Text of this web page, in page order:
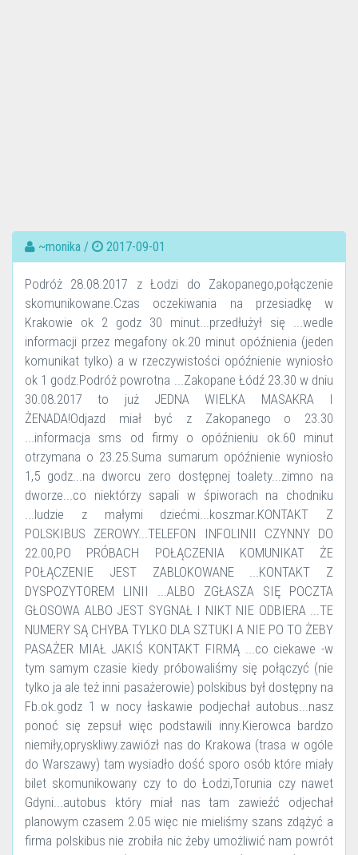
~monika / 2017-09-01
Podróż 28.08.2017 z Łodzi do Zakopanego,połączenie
skomunikowane.Czas oczekiwania na przesiadkę w
Krakowie ok 2 godz 30 minut...przedłużył się ...wedle
informacji przez megafony ok.20 minut opóźnienia (jeden
komunikat tylko) a w rzeczywistości opóźnienie wyniosło
ok 1 godz.Podróż powrotna ...Zakopane Łódź 23.30 w dniu
30.08.2017 to już JEDNA WIELKA MASAKRA I
ŻENADA!Odjazd miał być z Zakopanego o 23.30
...informacja sms od firmy o opóźnieniu ok.60 minut
otrzymana o 23.25.Suma sumarum opóźnienie wyniosło
1,5 godz...na dworcu zero dostępnej toalety...zimno na
dworze...co niektórzy sapali w śpiworach na chodniku
...ludzie z małymi dziećmi...koszmar.KONTAKT Z
POLSKIBUS ZEROWY...TELEFON INFOLINII CZYNNY DO
22.00,PO PRÓBACH POŁĄCZENIA KOMUNIKAT ŻE
POŁĄCZENIE JEST ZABLOKOWANE ...KONTAKT Z
DYSPOZYTOREM LINII ...ALBO ZGŁASZA SIĘ POCZTA
GŁOSOWA ALBO JEST SYGNAŁ I NIKT NIE ODBIERA ...TE
NUMERY SĄ CHYBA TYLKO DLA SZTUKI A NIE PO TO ŻEBY
PASAŻER MIAŁ JAKIŚ KONTAKT FIRMĄ ...co ciekawe -w
tym samym czasie kiedy próbowaliśmy się połączyć (nie
tylko ja ale też inni pasażerowie) polskibus był dostępny na
Fb.ok.godz 1 w nocy łaskawie podjechał autobus...nasz
ponoć się zepsuł więc podstawili inny.Kierowca bardzo
niemiły,opryskliwy.zawiózł nas do Krakowa (trasa w ogóle
do Warszawy) tam wysiadło dość sporo osób które miały
bilet skomunikowany czy to do Łodzi,Torunia czy nawet
Gdyni...autobus który miał nas tam zawieźć odjechał
planowym czasem 2.05 więc nie mieliśmy szans zdążyć a
firma polskibus nie zrobiła nic żeby umożliwić nam powrót